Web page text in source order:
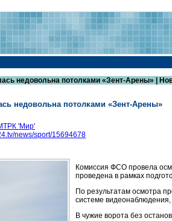
недовольна потолками «Зент-Арены» |
недовольна потолками «Зент-Арены»
'Мир'
news/sport/15694678
Комиссия ФСО провела
проведена в рамках
По результатам осмотра
системе
В чужие ворота без